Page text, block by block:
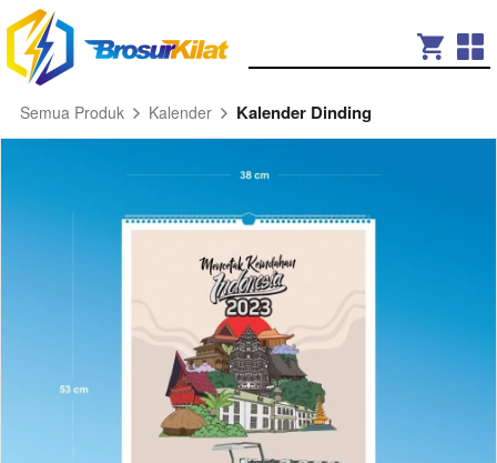
Semua Produk Kalender Kalender Dinding